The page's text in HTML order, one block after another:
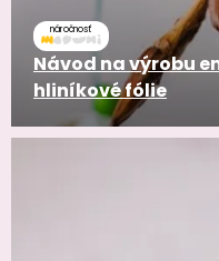
náročnosť
Návod na výrobu
hliníkové fólie